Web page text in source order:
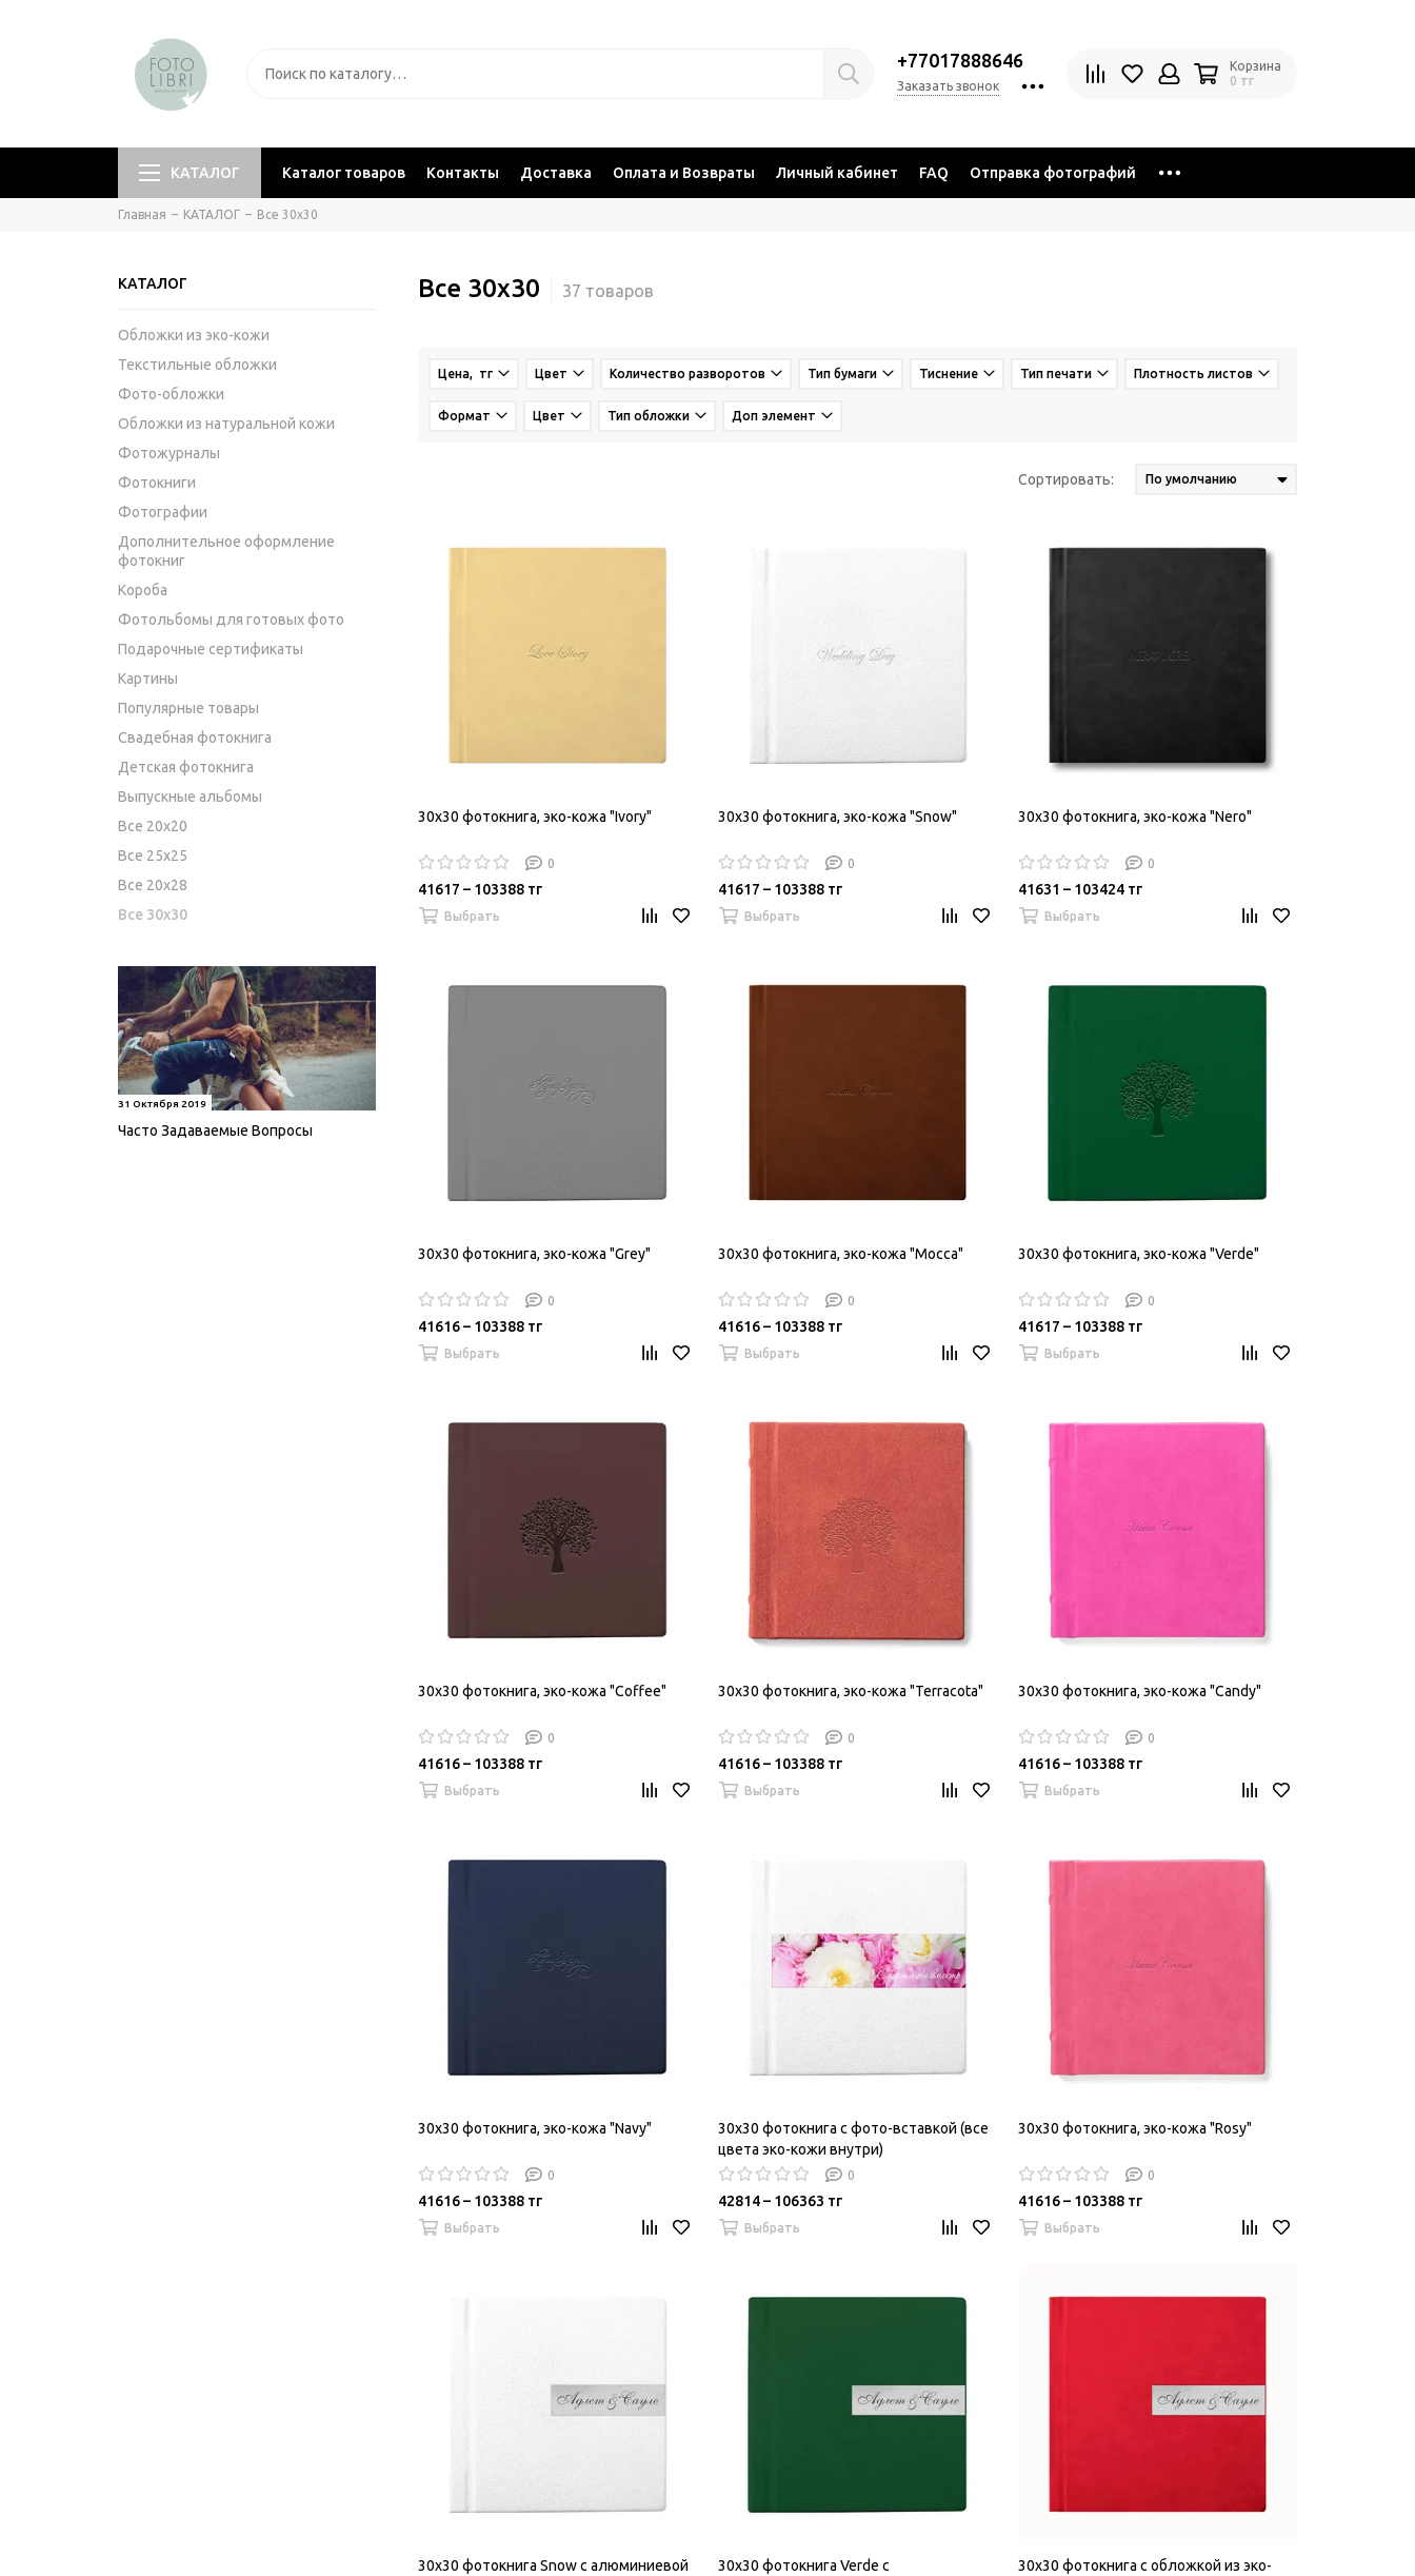
+77017888646
Заказать звонок
Корзина
0 тг
КАТАЛОГ Каталог товаров Контакты Доставка Оплата и Возвраты Личный кабинет FAQ Отправка фотографий
Главная КАТАЛОГ Все 30х30
КАТАЛОГ
Обложки из эко-кожи
Текстильные обложки
Фото-обложки
Обложки из натуральной кожи
Фотожурналы
Фотокниги
Фотографии
Дополнительное оформление
фотокниг
Короба
Фотольбомы для готовых фото
Подарочные сертификаты
Картины
Популярные товары
Свадебная фотокнига
Детская фотокнига
Выпускные альбомы
Все 20х20
Все 25х25
Все 20х28
Все 30х30
31 Октября 2019
Часто Задаваемые Вопросы
Все 30х30
Цена, тг Цвет Количество разворотов Тип бумаги Тиснение Тип печати Плотность листов
Формат Цвет Тип обложки Доп элемент
Сортировать:
30х30 фотокнига, эко-кожа "Ivory"
0
41617 – 103388 тг
Выбрать
30х30 фотокнига, эко-кожа "Snow"
0
41617 – 103388 тг
Выбрать
30х30 фотокнига, эко-кожа "Nero"
0
41631 – 103424 тг
Выбрать
30х30 фотокнига, эко-кожа "Grey"
0
41616 – 103388 тг
Выбрать
30х30 фотокнига, эко-кожа "Mocca"
0
41616 – 103388 тг
Выбрать
30х30 фотокнига, эко-кожа "Verde"
0
41617 – 103388 тг
Выбрать
30х30 фотокнига, эко-кожа "Coffee"
0
41616 – 103388 тг
Выбрать
30х30 фотокнига, эко-кожа "Terracota"
0
41616 – 103388 тг
Выбрать
30х30 фотокнига, эко-кожа "Candy"
0
41616 – 103388 тг
Выбрать
30х30 фотокнига, эко-кожа "Navy"
0
41616 – 103388 тг
Выбрать
30х30 фотокнига с фото-вставкой (все
цвета эко-кожи внутри)
0
42814 – 106363 тг
Выбрать
30х30 фотокнига, эко-кожа "Rosy"
0
41616 – 103388 тг
Выбрать
30х30 фотокнига Snow c алюминиевой
30х30 фотокнига Verde c
30х30 фотокнига с обложкой из эко-